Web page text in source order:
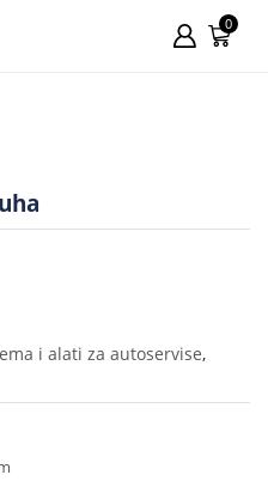
0
i alati za autoservise,